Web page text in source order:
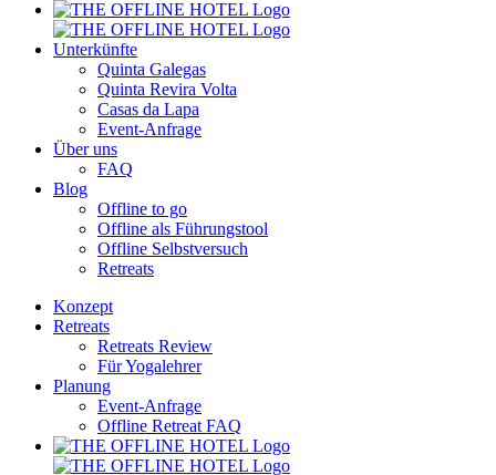
Unterkünfte
Quinta Galegas
Quinta Revira Volta
Casas da Lapa
Event-Anfrage
Über uns
FAQ
Blog
Offline to go
Offline als Führungstool
Offline Selbstversuch
Retreats
Konzept
Retreats
Retreats Review
Für Yogalehrer
Planung
Event-Anfrage
Offline Retreat FAQ